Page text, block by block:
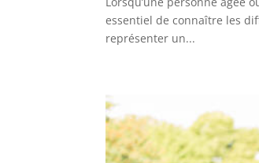
essentiel de connaître les
représenter un...